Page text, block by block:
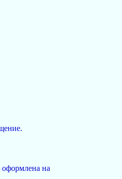
оформлена на